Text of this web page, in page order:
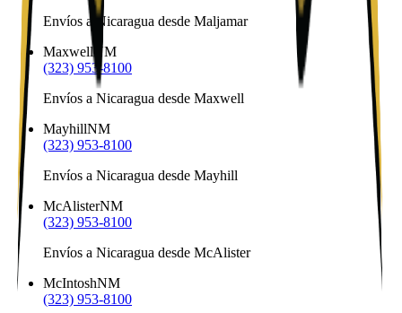
Envíos a Nicaragua desde Maljamar
MaxwellNM
(323) 953-8100
Envíos a Nicaragua desde Maxwell
MayhillNM
(323) 953-8100
Envíos a Nicaragua desde Mayhill
McAlisterNM
(323) 953-8100
Envíos a Nicaragua desde McAlister
McIntoshNM
(323) 953-8100